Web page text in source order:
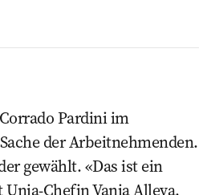
Pardini im
der Arbeitnehmenden.
gewählt. «Das ist ein
Unia-Chefin Vania Alleva.